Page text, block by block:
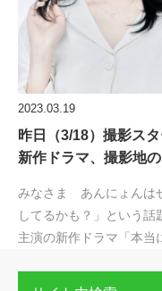
2023.03.19
昨日（3/18）撮影ス
新作ドラマ、撮影地
みなさま あんにょんは
してるかも？」という
主演の新作ドラマ「本当